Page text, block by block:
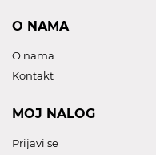
O NAMA
O nama
Kontakt
MOJ NALOG
Prijavi se